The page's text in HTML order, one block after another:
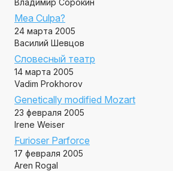
Владимир Сорокин
Mea Culpa?
24 марта 2005
Василий Шевцов
Словесный театр
14 марта 2005
Vadim Prokhorov
Genetically modified Mozart
23 февраля 2005
Irene Weiser
Furioser Parforce
17 февраля 2005
Aren Rogal